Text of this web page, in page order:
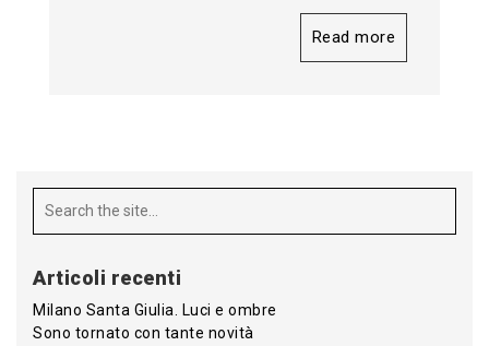
Read more
Articoli recenti
Milano Santa Giulia. Luci e ombre
Sono tornato con tante novità